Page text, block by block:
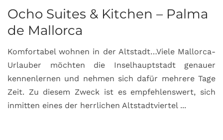
Ocho Suites & Kitchen – Palma
de Mallorca
Komfortabel wohnen in der Altstadt…Viele Mallorca-
Urlauber möchten die Inselhauptstadt genauer
kennenlernen und nehmen sich dafür mehrere Tage
Zeit. Zu diesem Zweck ist es empfehlenswert, sich
inmitten eines der herrlichen Altstadtviertel ...